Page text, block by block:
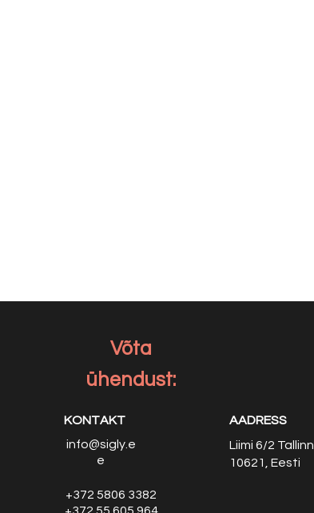
Võta
ühendust:
KONTAKT
info@sigly.e
e
+372 5806 3382
AADRESS
Liimi 6/2 Tallinn
10621, Eesti